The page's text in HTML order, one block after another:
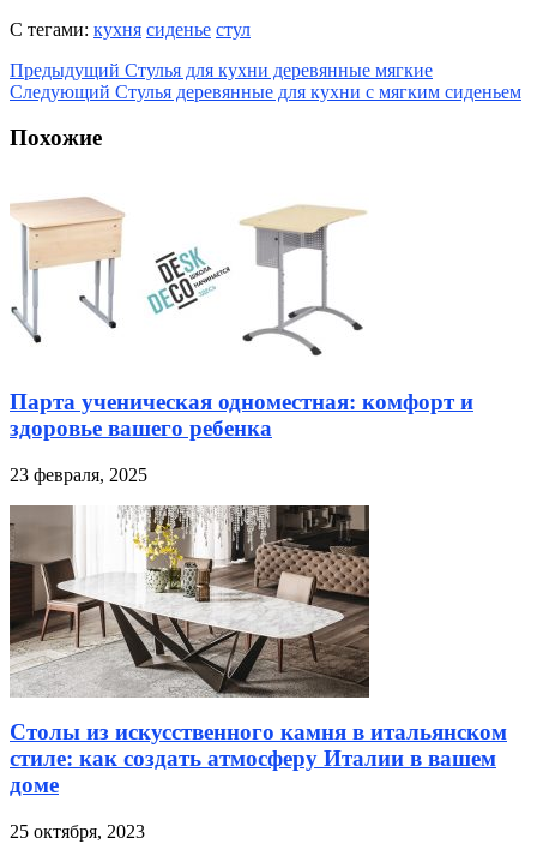
С тегами: кухня сиденье стул
Предыдущий Стулья для кухни деревянные мягкие
Следующий Стулья деревянные для кухни с мягким сиденьем
Похожие
Парта ученическая одноместная: комфорт и
здоровье вашего ребенка
23 февраля, 2025
Столы из искусственного камня в итальянском
стиле: как создать атмосферу Италии в вашем
доме
25 октября, 2023